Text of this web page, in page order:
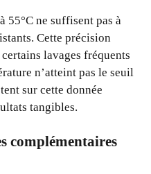
55°C ne suffisent pas à
Cette précision
lavages fréquents
n’atteint pas le seuil
sur cette donnée
tangibles.
complémentaires